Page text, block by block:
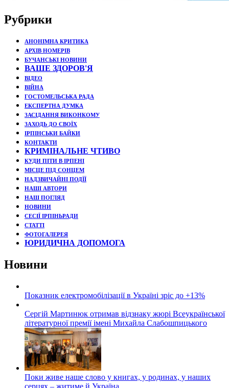
Рубрики
АНОНІМНА КРИТИКА
АРХІВ НОМЕРІВ
БУЧАНСЬКІ НОВИНИ
ВАШЕ ЗДОРОВ'Я
ВІДЕО
ВІЙНА
ГОСТОМЕЛЬСЬКА РАДА
ЕКСПЕРТНА ДУМКА
ЗАСІДАННЯ ВИКОНКОМУ
ЗАХОДЬ ДО СВОЇХ
ІРПІНСЬКИ БАЙКИ
КОНТАКТИ
КРИМІНАЛЬНЕ ЧТИВО
КУДИ ПІТИ В ІРПЕНІ
МІСЦЕ ПІД СОНЦЕМ
НАДЗВИЧАЙНІ ПОДЇЇ
НАШІ АВТОРИ
НАШ ПОГЛЯД
НОВИНИ
СЕСІЇ ІРПІНЬРАДИ
СТАТТІ
ФОТОГАЛЕРЕЯ
ЮРИДИЧНА ДОПОМОГА
Новини
Показник електромобілізації в Україні зріс до +13%
Сергій Мартинюк отримав відзнаку жюрі Всеукраїнської
літературної премії імені Михайла Слабошпицького
Поки живе наше слово у книгах, у родинах, у наших